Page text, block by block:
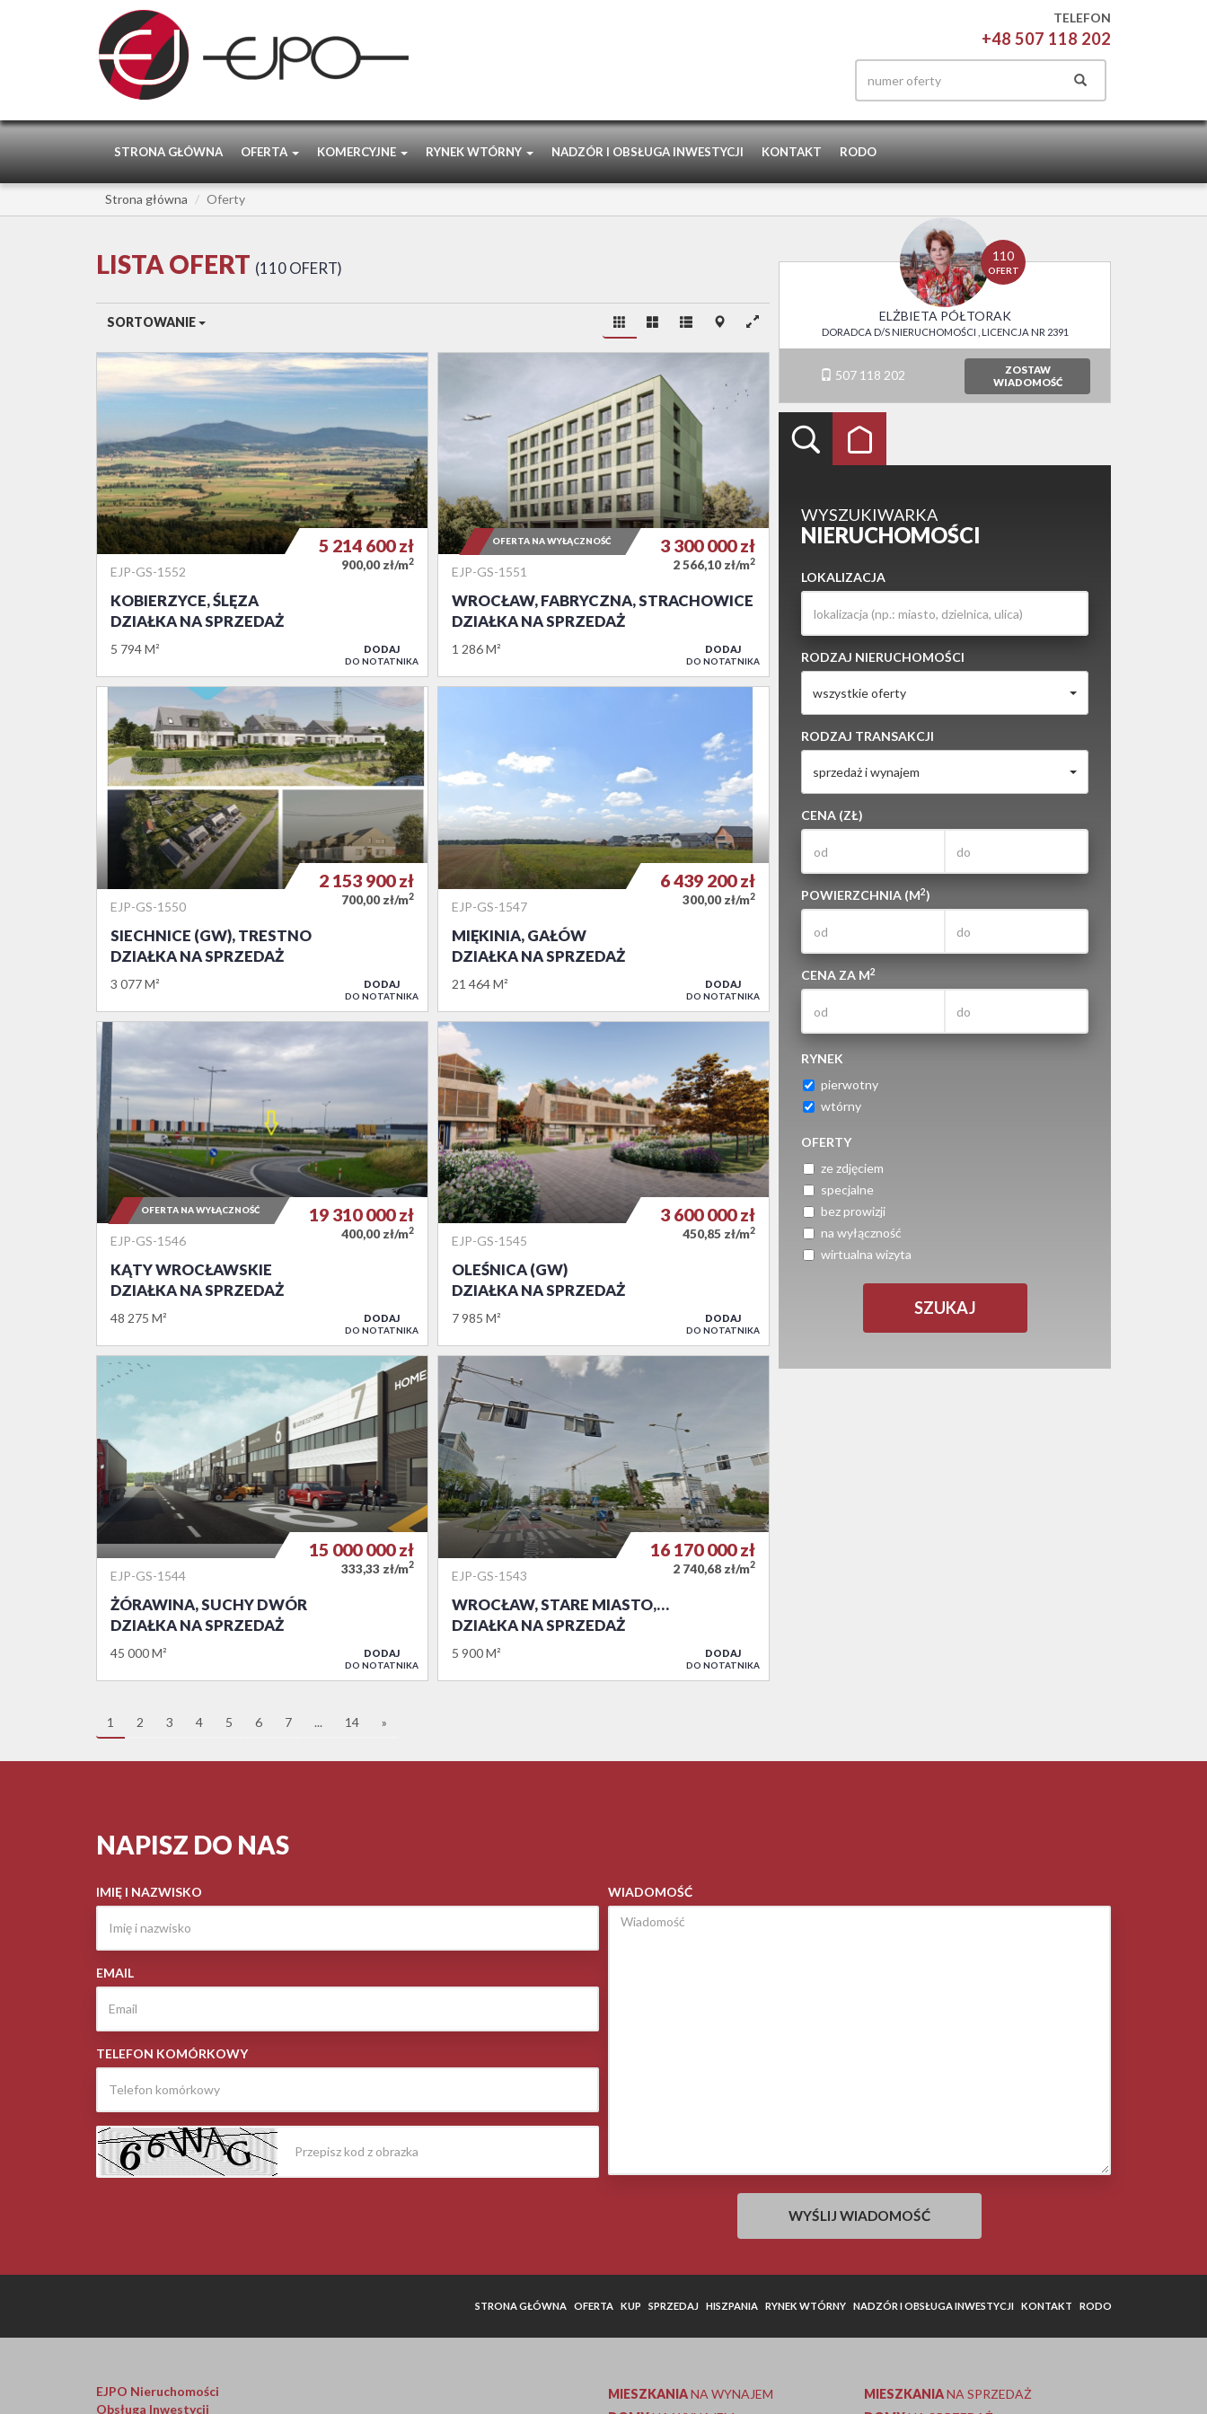
TELEFON
+48 507 118 202
STRONA GŁÓWNA OFERTA KOMERCYJNE RYNEK WTÓRNY NADZÓR I OBSŁUGA INWESTYCJI KONTAKT RODO
Strona główna Oferty
110
OFERT
ELŻBIETA PÓŁTORAK
DORADCA D/S NIERUCHOMOŚCI , LICENCJA NR 2391
507 118 202
ZOSTAW
WIADOMOŚĆ
WYSZUKIWARKA
NIERUCHOMOŚCI
LOKALIZACJA
RODZAJ NIERUCHOMOŚCI
wszystkie oferty
RODZAJ TRANSAKCJI
sprzedaż i wynajem
CENA (ZŁ)
POWIERZCHNIA (M2)
CENA ZA M2
RYNEK
pierwotny
wtórny
OFERTY
ze zdjęciem
specjalne
bez prowizji
na wyłączność
wirtualna wizyta
LISTA OFERT 110 OFERT
SORTOWANIE
EJP-GS-1552
KOBIERZYCE, ŚLĘZA
DZIAŁKA NA SPRZEDAŻ
5 794 M²
5 214 600zł
900,00 zł/m2
DODAJ
DO NOTATNIKA
EJP-GS-1551
WROCŁAW, FABRYCZNA, STRACHOWICE
DZIAŁKA NA SPRZEDAŻ
1 286 M²
3 300 000zł
2 566,10 zł/m2
OFERTA NA WYŁĄCZNOŚĆ
DODAJ
DO NOTATNIKA
EJP-GS-1550
SIECHNICE (GW), TRESTNO
DZIAŁKA NA SPRZEDAŻ
3 077 M²
2 153 900zł
700,00 zł/m2
DODAJ
DO NOTATNIKA
EJP-GS-1547
MIĘKINIA, GAŁÓW
DZIAŁKA NA SPRZEDAŻ
21 464 M²
6 439 200zł
300,00 zł/m2
DODAJ
DO NOTATNIKA
EJP-GS-1546
KĄTY WROCŁAWSKIE
DZIAŁKA NA SPRZEDAŻ
48 275 M²
19 310 000zł
400,00 zł/m2
OFERTA NA WYŁĄCZNOŚĆ
DODAJ
DO NOTATNIKA
EJP-GS-1545
OLEŚNICA (GW)
DZIAŁKA NA SPRZEDAŻ
7 985 M²
3 600 000zł
450,85 zł/m2
DODAJ
DO NOTATNIKA
EJP-GS-1544
ŻÓRAWINA, SUCHY DWÓR
DZIAŁKA NA SPRZEDAŻ
45 000 M²
15 000 000zł
333,33 zł/m2
DODAJ
DO NOTATNIKA
EJP-GS-1543
WROCŁAW, STARE MIASTO,…
DZIAŁKA NA SPRZEDAŻ
5 900 M²
16 170 000zł
2 740,68 zł/m2
DODAJ
DO NOTATNIKA
1 2 3 4 5 6 7 ... 14 »
NAPISZ DO NAS
IMIĘ I NAZWISKO
EMAIL
TELEFON KOMÓRKOWY
WIADOMOŚĆ
STRONA GŁÓWNA OFERTA KUP SPRZEDAJ HISZPANIA RYNEK WTÓRNY NADZÓR I OBSŁUGA INWESTYCJI KONTAKT RODO
EJPO Nieruchomości
Obsługa Inwestycji
MIESZKANIANA WYNAJEM
MIESZKANIANA SPRZEDAŻ